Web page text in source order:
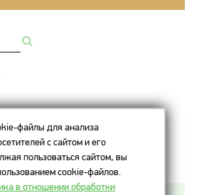
файлы для анализа
с сайтом и его
пользоваться сайтом, вы
cookie-файлов.
в отношении обработки